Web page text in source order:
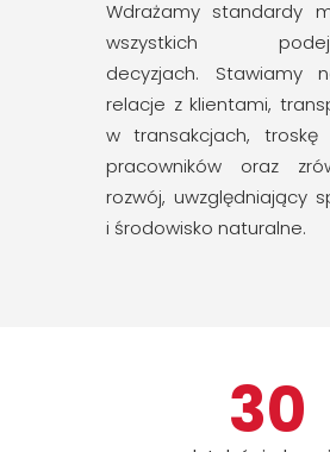
Wdrażamy standardy
wszystkich
decyzjach. Stawiamy
relacje z klientami,
w transakcjach, troskę
pracowników oraz
rozwój, uwzględniający
i środowisko naturalne.
30